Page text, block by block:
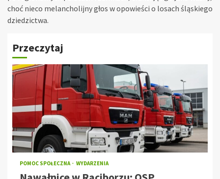
choć nieco melancholijny głos w opowieści o losach śląskiego
dziedzictwa.
Przeczytaj
POMOC SPOŁECZNA WYDARZENIA